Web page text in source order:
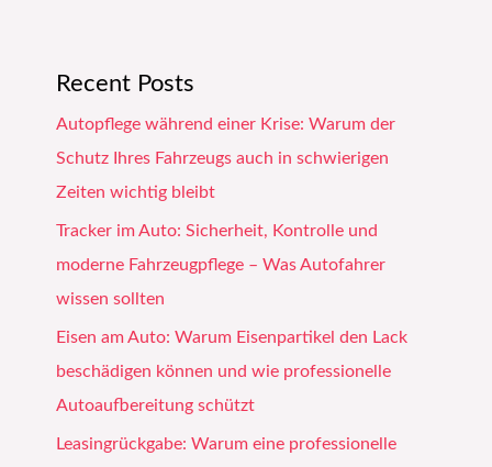
Recent Posts
Autopflege während einer Krise: Warum der
Schutz Ihres Fahrzeugs auch in schwierigen
Zeiten wichtig bleibt
Tracker im Auto: Sicherheit, Kontrolle und
moderne Fahrzeugpflege – Was Autofahrer
wissen sollten
Eisen am Auto: Warum Eisenpartikel den Lack
beschädigen können und wie professionelle
Autoaufbereitung schützt
Leasingrückgabe: Warum eine professionelle